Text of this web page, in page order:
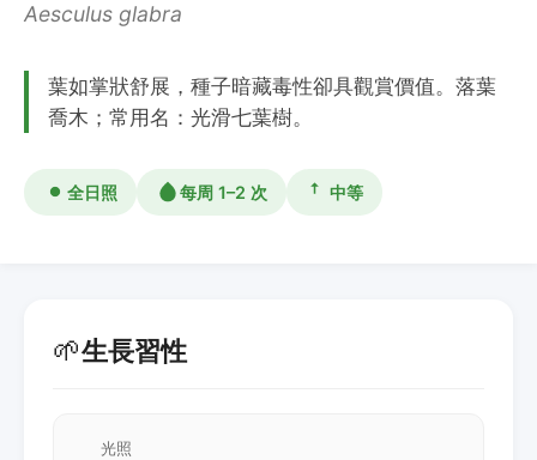
Aesculus glabra
葉如掌狀舒展，種子暗藏毒性卻具觀賞價值。落葉
喬木；常用名：光滑七葉樹。
全日照 每周 1–2 次 中等
🌱生長習性
光照